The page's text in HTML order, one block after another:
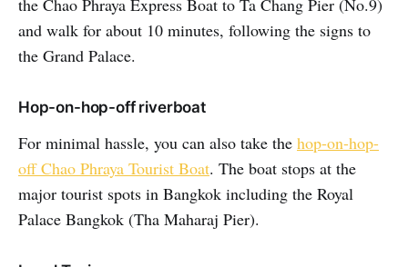
the Chao Phraya Express Boat to Ta Chang Pier (No.9)
and walk for about 10 minutes, following the signs to
the Grand Palace.
Hop-on-hop-off riverboat
For minimal hassle, you can also take the hop-on-hop-
off Chao Phraya Tourist Boat. The boat stops at the
major tourist spots in Bangkok including the Royal
Palace Bangkok (Tha Maharaj Pier).